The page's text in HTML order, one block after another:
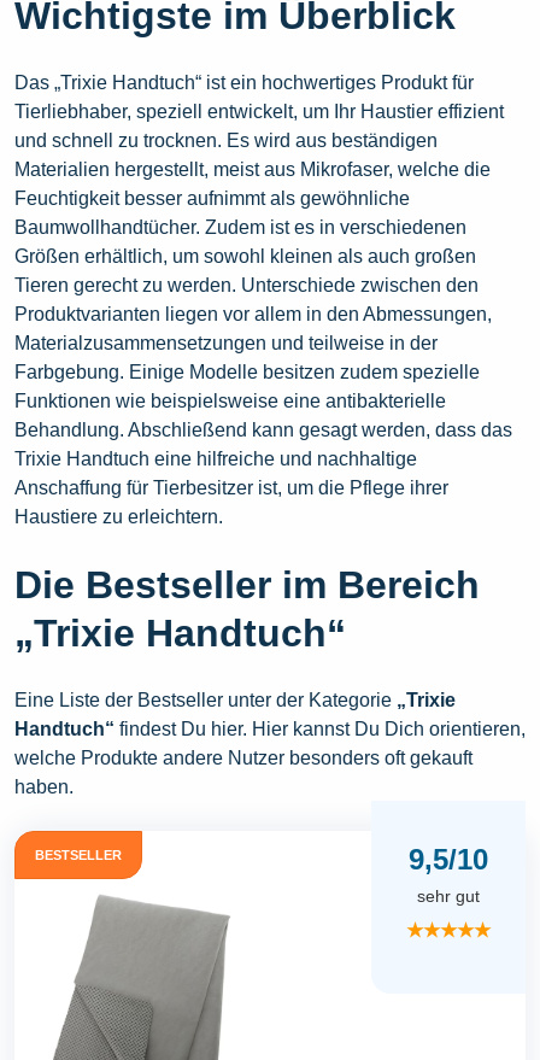
Wichtigste im Überblick
Das „Trixie Handtuch“ ist ein hochwertiges Produkt für
Tierliebhaber, speziell entwickelt, um Ihr Haustier effizient
und schnell zu trocknen. Es wird aus beständigen
Materialien hergestellt, meist aus Mikrofaser, welche die
Feuchtigkeit besser aufnimmt als gewöhnliche
Baumwollhandtücher. Zudem ist es in verschiedenen
Größen erhältlich, um sowohl kleinen als auch großen
Tieren gerecht zu werden. Unterschiede zwischen den
Produktvarianten liegen vor allem in den Abmessungen,
Materialzusammensetzungen und teilweise in der
Farbgebung. Einige Modelle besitzen zudem spezielle
Funktionen wie beispielsweise eine antibakterielle
Behandlung. Abschließend kann gesagt werden, dass das
Trixie Handtuch eine hilfreiche und nachhaltige
Anschaffung für Tierbesitzer ist, um die Pflege ihrer
Haustiere zu erleichtern.
Die Bestseller im Bereich
„Trixie Handtuch“
Eine Liste der Bestseller unter der Kategorie „Trixie
Handtuch“ findest Du hier. Hier kannst Du Dich orientieren,
welche Produkte andere Nutzer besonders oft gekauft
haben.
BESTSELLER 9,5/10
sehr gut
★★★★★